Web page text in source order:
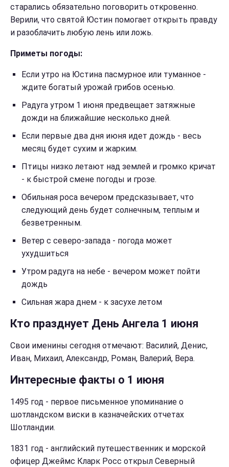
старались обязательно поговорить откровенно.
Верили, что святой Юстин помогает открыть правду
и разоблачить любую лень или ложь.
Приметы погоды:
Если утро на Юстина пасмурное или туманное -
ждите богатый урожай грибов осенью.
Радуга утром 1 июня предвещает затяжные
дожди на ближайшие несколько дней.
Если первые два дня июня идет дождь - весь
месяц будет сухим и жарким.
Птицы низко летают над землей и громко кричат
- к быстрой смене погоды и грозе.
Обильная роса вечером предсказывает, что
следующий день будет солнечным, теплым и
безветренным.
Ветер с северо-запада - погода может
ухудшиться
Утром радуга на небе - вечером может пойти
дождь
Сильная жара днем - к засухе летом
Кто празднует День Ангела 1 июня
Свои именины сегодня отмечают: Василий, Денис,
Иван, Михаил, Александр, Роман, Валерий, Вера.
Интересные факты о 1 июня
1495 год - первое письменное упоминание о
шотландском виски в казначейских отчетах
Шотландии.
1831 год - английский путешественник и морской
офицер Джеймс Кларк Росс открыл Северный